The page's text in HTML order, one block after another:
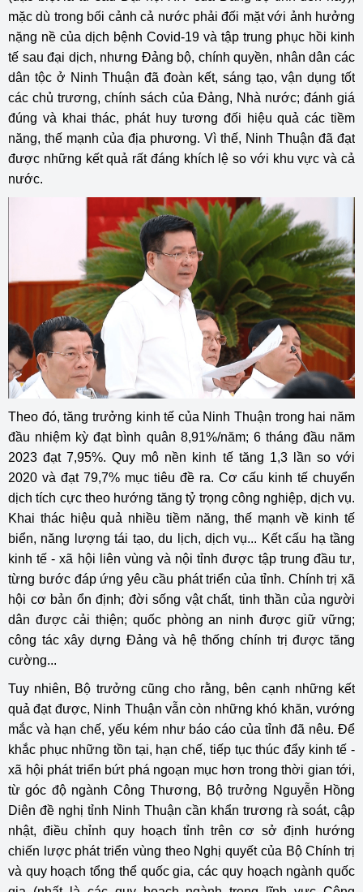
mặc dù trong bối cảnh cả nước phải đối mặt với ảnh hưởng
nặng nề của dịch bệnh Covid-19 và tập trung phục hồi kinh
tế sau đại dịch, nhưng Đảng bộ, chính quyền, nhân dân các
dân tộc ở Ninh Thuận đã đoàn kết, sáng tạo, vận dụng tốt
các chủ trương, chính sách của Đảng, Nhà nước; đánh giá
đúng và khai thác, phát huy tương đối hiệu quả các tiềm
năng, thế mạnh của địa phương. Vì thế, Ninh Thuận đã đạt
được những kết quả rất đáng khích lệ so với khu vực và cả
nước.
Theo đó, tăng trưởng kinh tế của Ninh Thuận trong hai năm
đầu nhiệm kỳ đạt bình quân 8,91%/năm; 6 tháng đầu năm
2023 đạt 7,95%. Quy mô nền kinh tế tăng 1,3 lần so với
2020 và đạt 79,7% mục tiêu đề ra. Cơ cấu kinh tế chuyển
dịch tích cực theo hướng tăng tỷ trọng công nghiệp, dịch vụ.
Khai thác hiệu quả nhiều tiềm năng, thế mạnh về kinh tế
biển, năng lượng tái tạo, du lịch, dịch vụ... Kết cấu hạ tầng
kinh tế - xã hội liên vùng và nội tỉnh được tập trung đầu tư,
từng bước đáp ứng yêu cầu phát triển của tỉnh. Chính trị xã
hội cơ bản ổn định; đời sống vật chất, tinh thần của người
dân được cải thiện; quốc phòng an ninh được giữ vững;
công tác xây dựng Đảng và hệ thống chính trị được tăng
cường...
Tuy nhiên, Bộ trưởng cũng cho rằng, bên cạnh những kết
quả đạt được, Ninh Thuận vẫn còn những khó khăn, vướng
mắc và hạn chế, yếu kém như báo cáo của tỉnh đã nêu. Để
khắc phục những tồn tại, hạn chế, tiếp tục thúc đẩy kinh tế -
xã hội phát triển bứt phá ngoạn mục hơn trong thời gian tới,
từ góc độ ngành Công Thương, Bộ trưởng Nguyễn Hồng
Diên đề nghị tỉnh Ninh Thuận cần khẩn trương rà soát, cập
nhật, điều chỉnh quy hoạch tỉnh trên cơ sở định hướng
chiến lược phát triển vùng theo Nghị quyết của Bộ Chính trị
và quy hoạch tổng thể quốc gia, các quy hoạch ngành quốc